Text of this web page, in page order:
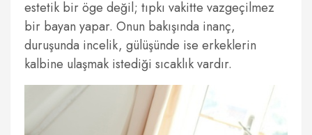
estetik bir öge değil; tıpkı vakitte vazgeçilmez
bir bayan yapar. Onun bakışında inanç,
duruşunda incelik, gülüşünde ise erkeklerin
kalbine ulaşmak istediği sıcaklık vardır.